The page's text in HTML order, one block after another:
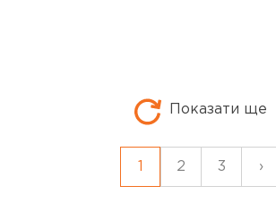
Показати ще
2 3 ›